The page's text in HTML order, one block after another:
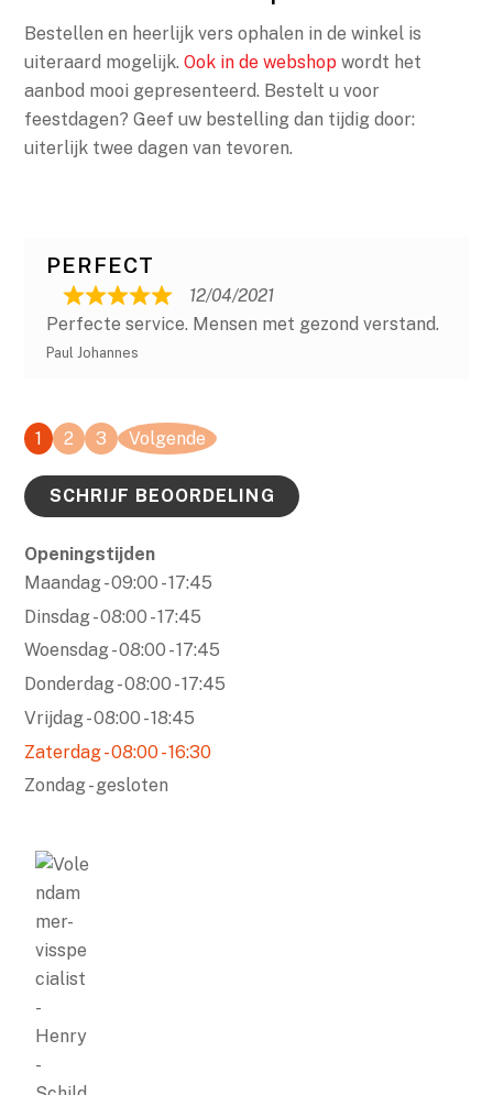
Bestellen en heerlijk vers ophalen in de winkel is
uiteraard mogelijk.Ook in de webshop wordt het
aanbod mooi gepresenteerd. Bestelt u voor
feestdagen? Geef uw bestelling dan tijdig door:
uiterlijk twee dagen van tevoren.
PERFECT
R
a
5
,
0
u
t
o
f
5
12/04/2021
Perfecte service. Mensen met gezond verstand.
Paul Johannes
Site
beoordelingen
navigatie
Pagina
1 Pagina
2 Pagina
3 Volgende
SCHRIJF BEOORDELING
Openingstijden
09:00 - 17:45
08:00 - 17:45
08:00 - 17:45
08:00 - 17:45
08:00 - 18:45
08:00 - 16:30
gesloten